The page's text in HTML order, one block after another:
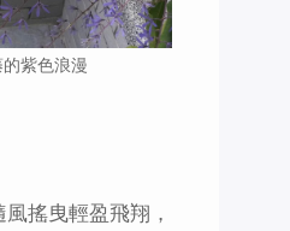
紫色浪漫
搖曳輕盈飛翔，